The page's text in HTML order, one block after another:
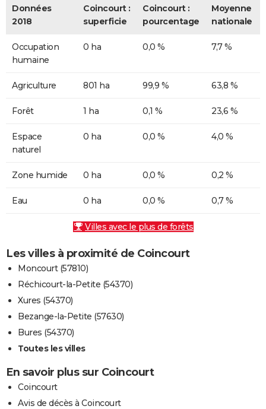
Données
2018
Coincourt :
superficie
Coincourt :
pourcentage
Moyenne
nationale
Occupation
humaine
0 ha 0,0 % 7,7 %
Agriculture 801 ha 99,9 % 63,8 %
Forêt 1 ha 0,1 % 23,6 %
Espace
naturel
0 ha 0,0 % 4,0 %
Zone humide 0 ha 0,0 % 0,2 %
Eau 0 ha 0,0 % 0,7 %
Villes avec le plus de forêts
Les villes à proximité de Coincourt
Moncourt (57810)
Réchicourt-la-Petite (54370)
Xures (54370)
Bezange-la-Petite (57630)
Bures (54370)
Toutes les villes
En savoir plus sur Coincourt
Coincourt
Avis de décès à Coincourt